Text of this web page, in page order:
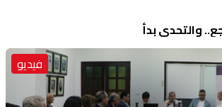
والتحدي بدأ
فيديو